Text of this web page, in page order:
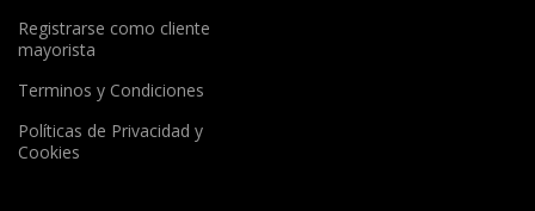
Registrarse como cliente
mayorista
Terminos y Condiciones
Políticas de Privacidad y
Cookies